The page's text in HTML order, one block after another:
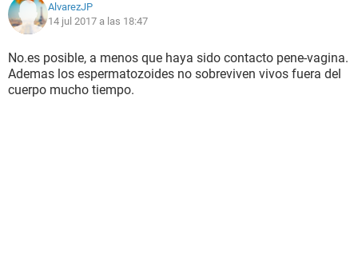
AlvarezJP
14 jul 2017 a las 18:47
No.es posible, a menos que haya sido contacto pene-vagina.
Ademas los espermatozoides no sobreviven vivos fuera del
cuerpo mucho tiempo.